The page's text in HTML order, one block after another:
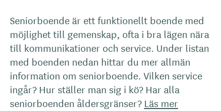
Seniorboende är ett funktionellt boende med
möjlighet till gemenskap, ofta i bra lägen nära
till kommunikationer och service. Under listan
med boenden nedan hittar du mer allmän
information om seniorboende. Vilken service
ingår? Hur ställer man sig i kö? Har alla
seniorboenden åldersgränser? Läs mer